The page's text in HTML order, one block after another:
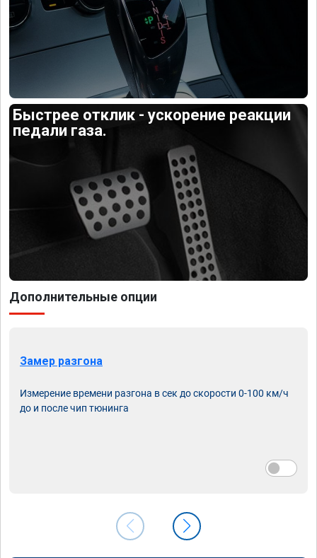
Быстрее отклик - ускорение реакции
педали газа.
Дополнительные опции
Замер разгона
Измерение времени разгона в сек до скорости 0-100 км/ч
до и после чип тюнинга